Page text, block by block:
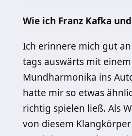
Wie ich Franz Kafka
Ich erinnere mich gut
tags auswärts mit
Mundharmo­nika ins
hatte mir so etwas
richtig spielen ließ. Als
von diesem